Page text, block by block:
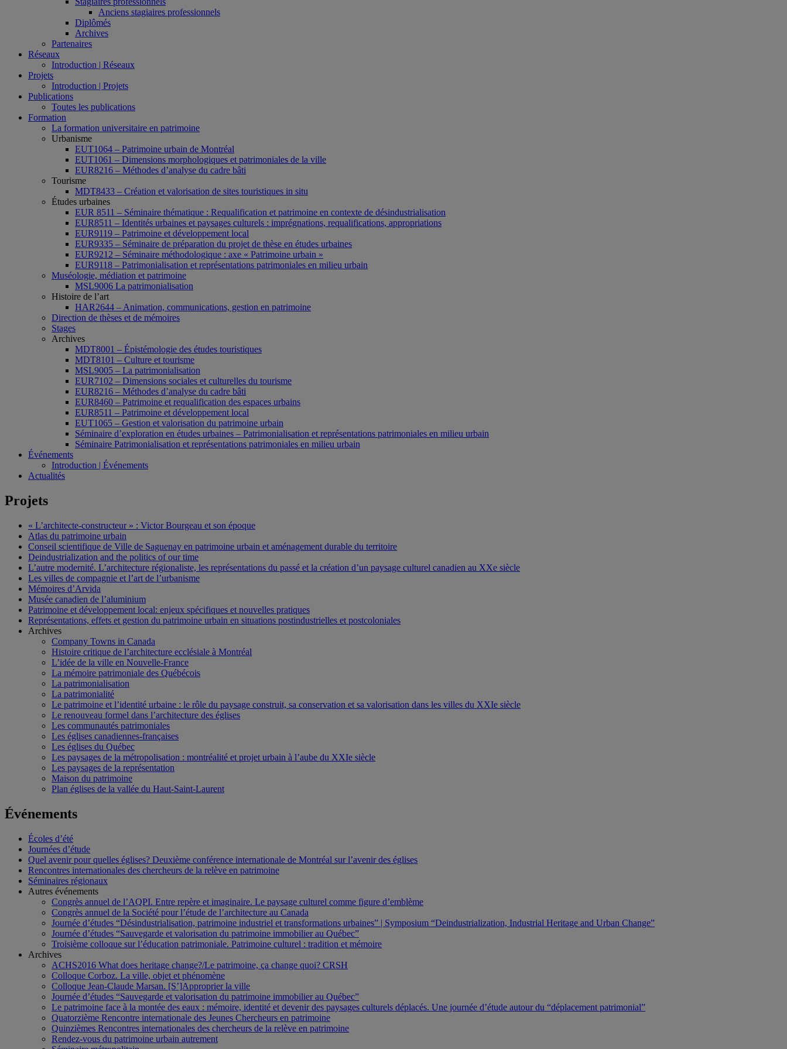
Anciens stagiaires professionnels
Diplômés
Archives
Partenaires
Réseaux
Introduction | Réseaux
Projets
Introduction | Projets
Publications
Toutes les publications
Formation
La formation universitaire en patrimoine
Urbanisme
EUT1064 – Patrimoine urbain de Montréal
EUT1061 – Dimensions morphologiques et patrimoniales de la ville
EUR8216 – Méthodes d’analyse du cadre bâti
Tourisme
MDT8433 – Création et valorisation de sites touristiques in situ
Études urbaines
EUR 8511 – Séminaire thématique : Requalification et patrimoine en contexte de désindustrialisation
EUR8511 – Identités urbaines et paysages culturels : imprégnations, requalifications, appropriations
EUR9119 – Patrimoine et développement local
EUR9335 – Séminaire de préparation du projet de thèse en études urbaines
EUR9212 – Séminaire méthodologique : axe « Patrimoine urbain »
EUR9118 – Patrimonialisation et représentations patrimoniales en milieu urbain
Muséologie, médiation et patrimoine
MSL9006 La patrimonialisation
Histoire de l’art
HAR2644 – Animation, communications, gestion en patrimoine
Direction de thèses et de mémoires
Stages
Archives
MDT8001 – Épistémologie des études touristiques
MDT8101 – Culture et tourisme
MSL9005 – La patrimonialisation
EUR7102 – Dimensions sociales et culturelles du tourisme
EUR8216 – Méthodes d’analyse du cadre bâti
EUR8460 – Patrimoine et requalification des espaces urbains
EUR8511 – Patrimoine et développement local
EUT1065 – Gestion et valorisation du patrimoine urbain
Séminaire d’exploration en études urbaines – Patrimonialisation et représentations patrimoniales en milieu urbain
Séminaire Patrimonialisation et représentations patrimoniales en milieu urbain
Événements
Introduction | Événements
Actualités
Projets
« L’architecte-constructeur » : Victor Bourgeau et son époque
Atlas du patrimoine urbain
Conseil scientifique de Ville de Saguenay en patrimoine urbain et aménagement durable du territoire
Deindustrialization and the politics of our time
L’autre modernité. L’architecture régionaliste, les représentations du passé et la création d’un paysage culturel canadien au XXe siècle
Les villes de compagnie et l’art de l’urbanisme
Mémoires d’Arvida
Musée canadien de l’aluminium
Patrimoine et développement local: enjeux spécifiques et nouvelles pratiques
Représentations, effets et gestion du patrimoine urbain en situations postindustrielles et postcoloniales
Archives
Company Towns in Canada
Histoire critique de l’architecture ecclésiale à Montréal
L’idée de la ville en Nouvelle-France
La mémoire patrimoniale des Québécois
La patrimonialisation
La patrimonialité
Le patrimoine et l’identité urbaine : le rôle du paysage construit, sa conservation et sa valorisation dans les villes du XXIe siècle
Le renouveau formel dans l’architecture des églises
Les communautés patrimoniales
Les églises canadiennes-françaises
Les églises du Québec
Les paysages de la métropolisation : montréalité et projet urbain à l’aube du XXIe siècle
Les paysages de la représentation
Maison du patrimoine
Plan églises de la vallée du Haut-Saint-Laurent
Événements
Écoles d’été
Journées d’étude
Quel avenir pour quelles églises? Deuxième conférence internationale de Montréal sur l’avenir des églises
Rencontres internationales des chercheurs de la relève en patrimoine
Séminaires régionaux
Autres événements
Congrès annuel de l’AQPI. Entre repère et imaginaire. Le paysage culturel comme figure d’emblème
Congrès annuel de la Société pour l’étude de l’architecture au Canada
Journée d’études “Désindustrialisation, patrimoine industriel et transformations urbaines” | Symposium “Deindustrialization, Industrial Heritage and Urban Change”
Journée d’études “Sauvegarde et valorisation du patrimoine immobilier au Québec”
Troisième colloque sur l’éducation patrimoniale. Patrimoine culturel : tradition et mémoire
Archives
ACHS2016 What does heritage change?/Le patrimoine, ça change quoi? CRSH
Colloque Corboz. La ville, objet et phénomène
Colloque Jean-Claude Marsan. [S’]Approprier la ville
Journée d’études “Sauvegarde et valorisation du patrimoine immobilier au Québec”
Le patrimoine face à la montée des eaux : mémoire, identité et devenir des paysages culturels déplacés. Une journée d’étude autour du “déplacement patrimonial”
Quatorzième Rencontre internationale des Jeunes Chercheurs en patrimoine
Quinzièmes Rencontres internationales des chercheurs de la relève en patrimoine
Rendez-vous du patrimoine urbain autrement